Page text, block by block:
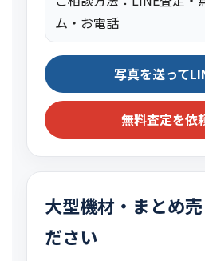
ム・お電話
写真を送って
無料査定を依
大型機材・まとめ
ださい